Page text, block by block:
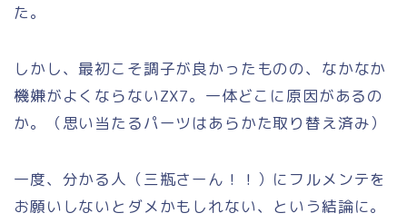
た。
しかし、最初こそ調子が良かったものの、なかなか
機嫌がよくならないZX7。一体どこに原因があるの
か。（思い当たるパーツはあらかた取り替え済み）
一度、分かる人（三瓶さーん！！）にフルメンテを
お願いしないとダメかもしれない、という結論に。